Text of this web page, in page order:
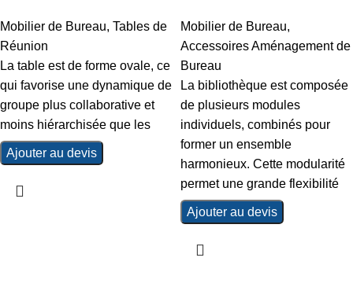
Mobilier de Bureau, Tables de
Réunion
La table est de forme ovale, ce
qui favorise une dynamique de
groupe plus collaborative et
moins hiérarchisée que les
Ajouter au devis
Mobilier de Bureau,
Accessoires Aménagement de
Bureau
La bibliothèque est composée
de plusieurs modules
individuels, combinés pour
former un ensemble
harmonieux. Cette modularité
permet une grande flexibilité
Ajouter au devis